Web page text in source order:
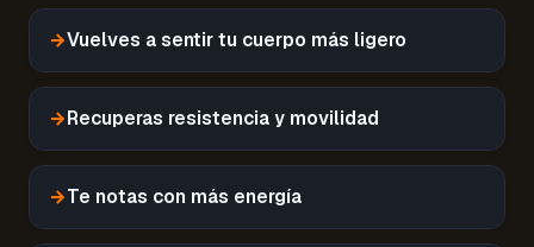
→Vuelves a sentir tu cuerpo más ligero
→Recuperas resistencia y movilidad
→Te notas con más energía